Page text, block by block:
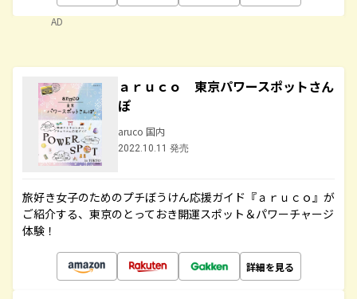
AD
ａｒｕｃｏ 東京パワースポットさん
ぽ
aruco 国内
2022.10.11 発売
旅好き女子のためのプチぼうけん応援ガイド『ａｒｕｃｏ』が
ご紹介する、東京のとっておき開運スポット＆パワーチャージ
体験！
詳細を見る